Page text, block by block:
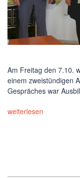
Am Freitag den 7.10.
einem zweistündigen
Gespräches war
weiterlesen